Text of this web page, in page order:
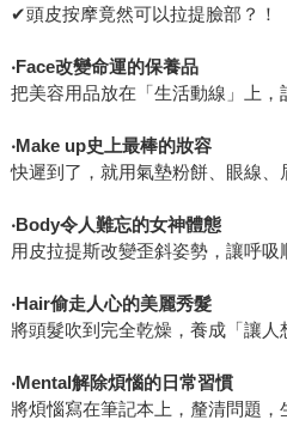
✔頭皮按摩竟然可以拉提臉部？！
‧Face改變命運的保養品
把美容用品放在「生活動線」上，
‧Make up史上最棒的妝容
快遲到了，就用氣墊粉餅、眼線、
‧Body令人難忘的女神體態
用皮拉提斯改變歪斜姿勢，讓呼吸
‧Hair偷走人心的美麗秀髮
將頭髮吹到完全乾燥，養成「讓人
‧Mental解除煩惱的日常習慣
將煩惱寫在筆記本上，釐清問題，